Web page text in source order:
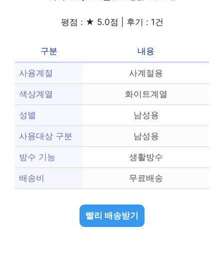
평점 : ★ 5.0점 | 후기 : 1건
구분 내용
사용계절 사계절용
색상계열 화이트계열
성별 남성용
사용대상 구분 남성용
방수 기능 생활방수
배송비 무료배송
빨리 배송받기